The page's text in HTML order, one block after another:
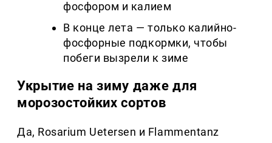
фосфором и калием
В конце лета — только калийно-
фосфорные подкормки, чтобы
побеги вызрели к зиме
Укрытие на зиму даже для
морозостойких сортов
Да, Rosarium Uetersen и Flammentanz